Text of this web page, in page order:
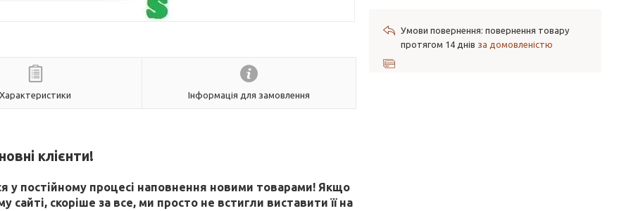
Характеристики Інформація для замовлення
клієнти!
постійному процесі наповнення новими товарами! Якщо
скоріше за все, ми просто не встигли виставити її на
повернення товару
протягом 14 днів за домовленістю